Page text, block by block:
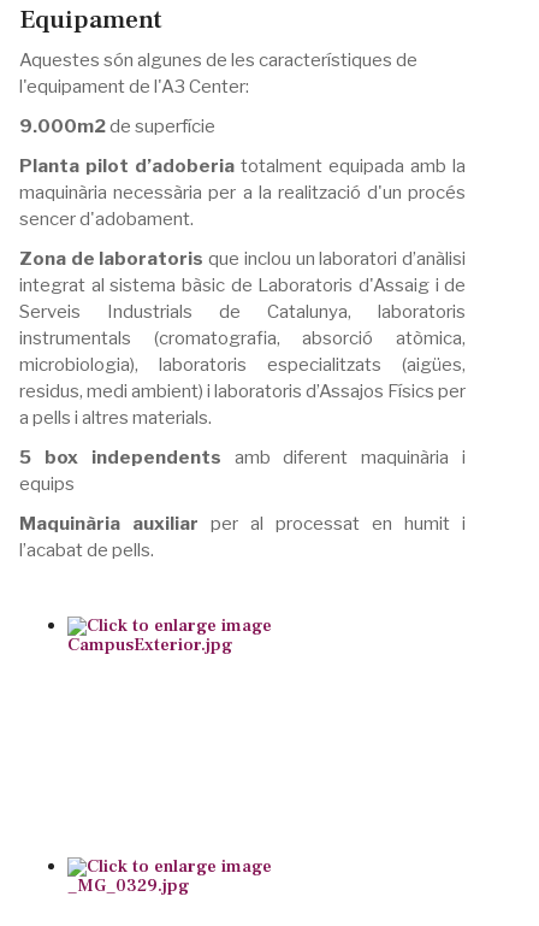
Equipament
Aquestes són algunes de les característiques de
l'equipament de l'A3 Center:
9.000m2de superfície
Planta pilot d’adoberia totalment equipada amb la
maquinària necessària per a la realització d'un procés
sencer d'adobament.
Zona de laboratoris que inclou un laboratori d’anàlisi
integrat al sistema bàsic de Laboratoris d'Assaig i de
Serveis Industrials de Catalunya, laboratoris
instrumentals (cromatografia, absorció atòmica,
microbiologia), laboratoris especialitzats (aigües,
residus, medi ambient) i laboratoris d’Assajos Físics per
a pells i altres materials.
5 box independents amb diferent maquinària i
equips
Maquinària auxiliar per al processat en humit i
l’acabat de pells.